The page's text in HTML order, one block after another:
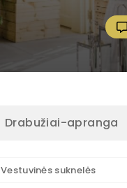
Drabužiai-apranga
Vestuvinės suknelės